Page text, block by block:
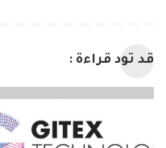
قد تود قراءة :